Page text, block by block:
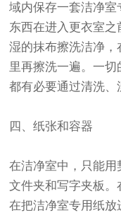
域内保存一套洁净
东西在进入更衣室
湿的抹布擦洗洁净
里再擦洗一遍。一切
都有必要通过清洗、
四、纸张和容器
在洁净室中，只能用
文件夹和写字夹板。
在把洁净室专用纸